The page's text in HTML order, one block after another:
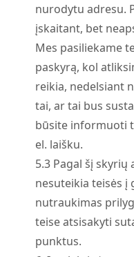
nurodytu adresu.
įskaitant, bet
Mes pasiliekame
paskyrą, kol
reikia, nedelsiant
tai, ar tai bus
būsite informuoti
el. laišku.
5.3Pagal šį skyrių
nesuteikia teisės į
nutraukimas
teise atsisakyti
punktus.